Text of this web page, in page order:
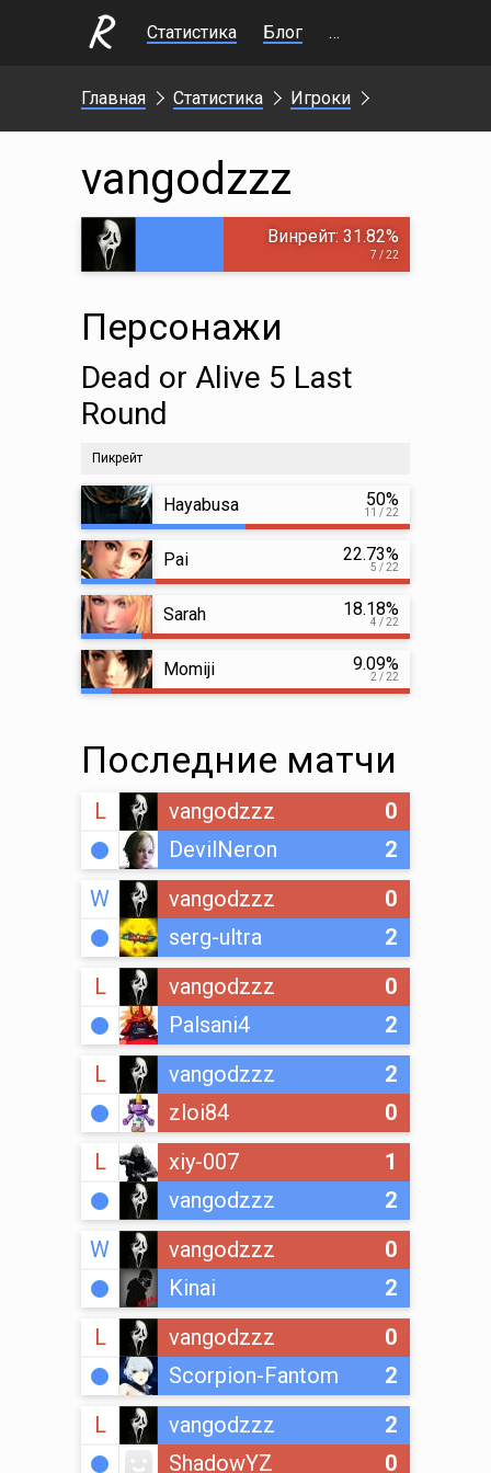
Статистика Блог Стримы
Главная Статистика Игроки
vangodzzz
Винрейт: 31.82%
7 / 22
Персонажи
Dead or Alive 5 Last
Round
Пикрейт
Hayabusa 50%
11 / 22
Pai 22.73%
5 / 22
Sarah 18.18%
4 / 22
Momiji 9.09%
2 / 22
Последние матчи
L vangodzzz
0
2
DevilNeron
W
vangodzzz
0
2
serg-ultra
L
vangodzzz
0
2
Palsani4
L
vangodzzz
2
0
zloi84
L
xiy-007
1
2
vangodzzz
W
vangodzzz
0
2
Kinai
L
vangodzzz
0
2
Scorpion-Fantom
L
vangodzzz
2
0
ShadowYZ